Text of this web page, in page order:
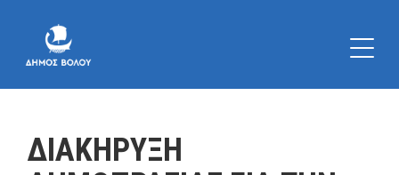
ΔΙΑΚΗΡΥΞΗ